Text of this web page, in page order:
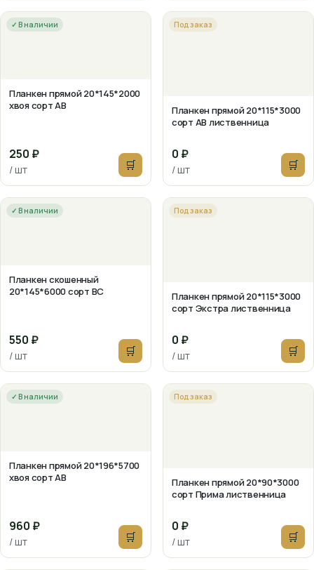
✓ В наличии
Планкен прямой 20*145*2000
хвоя сорт АВ
250 ₽
/ шт 🛒
Под заказ
Планкен прямой 20*115*3000
сорт АВ лиственница
0 ₽
/ шт 🛒
✓ В наличии
Планкен скошенный
20*145*6000 сорт ВС
550 ₽
/ шт 🛒
Под заказ
Планкен прямой 20*115*3000
сорт Экстра лиственница
0 ₽
/ шт 🛒
✓ В наличии
Планкен прямой 20*196*5700
хвоя сорт АВ
960 ₽
/ шт 🛒
Под заказ
Планкен прямой 20*90*3000
сорт Прима лиственница
0 ₽
/ шт 🛒